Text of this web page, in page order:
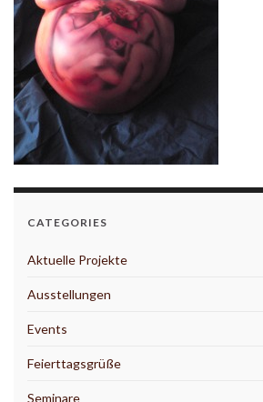
CATEGORIES
Aktuelle Projekte
Ausstellungen
Events
Feierttagsgrüße
Seminare